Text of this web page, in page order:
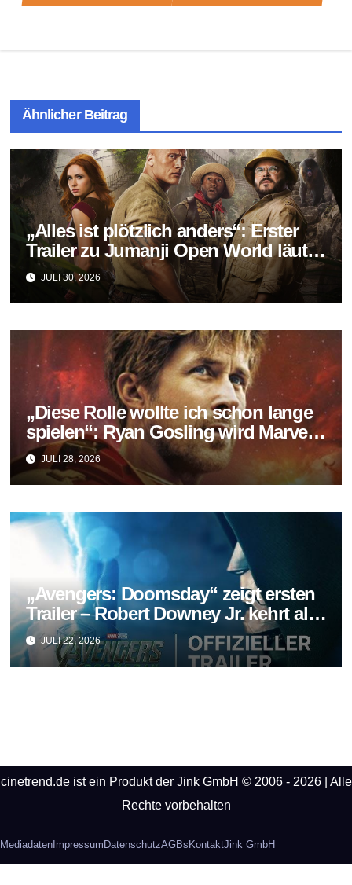
Ähnlicher Beitrag
„Alles ist plötzlich anders“: Erster
Trailer zu Jumanji Open World läutet
das Finale der Reihe ein
JULI 30, 2026
„Diese Rolle wollte ich schon lange
spielen“: Ryan Gosling wird Marvels
neuer Ghost Rider
JULI 28, 2026
„Avengers: Doomsday“ zeigt ersten
Trailer – Robert Downey Jr. kehrt als
Doctor Doom zurück
JULI 22, 2026
cinetrend.de ist ein Produkt der Jink GmbH © 2006 - 2026 | Alle
Rechte vorbehalten
Mediadaten Impressum DatenschutzAGBs KontaktJink GmbH